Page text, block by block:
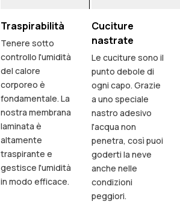
Traspirabilità
Tenere sotto
controllo l'umidità
del calore
corporeo è
fondamentale. La
nostra membrana
laminata è
altamente
traspirante e
gestisce l'umidità
in modo efficace.
Cuciture
nastrate
Le cuciture sono il
punto debole di
ogni capo. Grazie
a uno speciale
nastro adesivo
l'acqua non
penetra, così puoi
goderti la neve
anche nelle
condizioni
peggiori.